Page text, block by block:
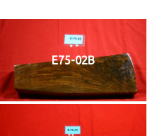
E75-02B